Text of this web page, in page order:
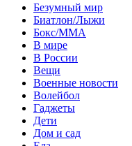
Безумный мир
Биатлон/Лыжи
Бокс/MMA
В мире
В России
Вещи
Военные новости
Волейбол
Гаджеты
Дети
Дом и сад